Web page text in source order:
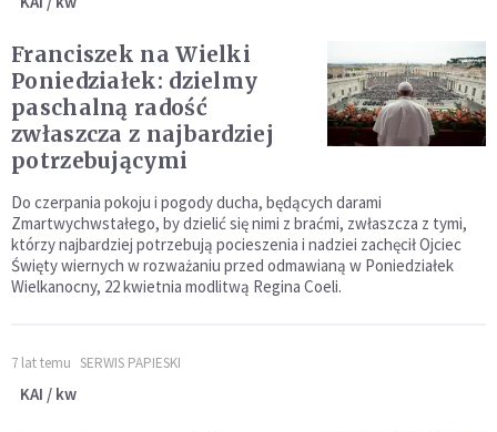
Franciszek na Wielki
Poniedziałek: dzielmy
paschalną radość
zwłaszcza z najbardziej
potrzebującymi
Do czerpania pokoju i pogody ducha, będących darami
Zmartwychwstałego, by dzielić się nimi z braćmi, zwłaszcza z tymi,
którzy najbardziej potrzebują pocieszenia i nadziei zachęcił Ojciec
Święty wiernych w rozważaniu przed odmawianą w Poniedziałek
Wielkanocny, 22 kwietnia modlitwą Regina Coeli.
7 lat temu SERWIS PAPIESKI
KAI / kw